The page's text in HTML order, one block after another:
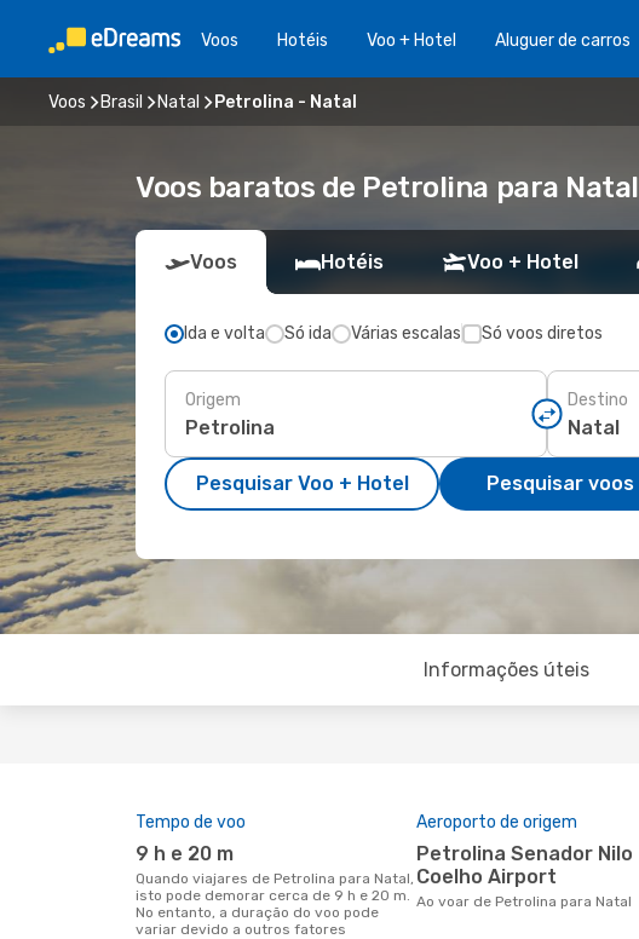
Voos Hotéis Voo + Hotel Aluguer de carros
Voos Brasil Natal Petrolina - Natal
Voos baratos de Petrolina para Natal
Voos Hotéis Voo + Hotel
Ida e volta Só ida Várias escalas Só voos diretos
Origem Destino
Pesquisar Voo + Hotel Pesquisar voos
Informações úteis
Tempo de voo
9 h e 20 m
Quando viajares de Petrolina para Natal,
isto pode demorar cerca de 9 h e 20 m.
No entanto, a duração do voo pode
variar devido a outros fatores
Aeroporto de origem
Petrolina Senador Nilo
Coelho Airport
Ao voar de Petrolina para Natal